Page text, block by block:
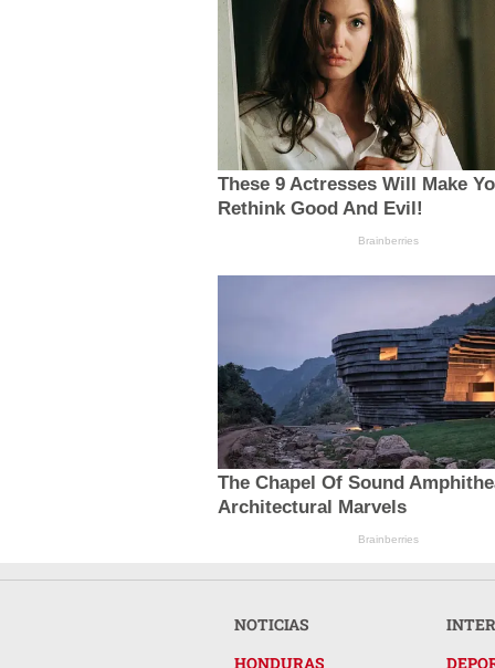
These 9 Actresses Will Make
Rethink Good And Evil!
Brainberries
The Chapel Of Sound
Architectural Marvels
Brainberries
NOTICIAS
HONDURAS